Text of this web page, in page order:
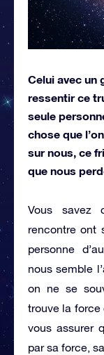
Celui avec un
ressentir ce
seule
chose que
sur nous, ce
que nous
Vous savez
rencontre ont
personne
nous semble
on ne se
trouve la force
vous assurer
par sa force,